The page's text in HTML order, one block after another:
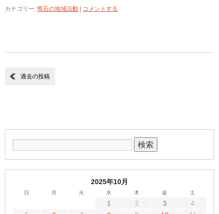
カテゴリー: 熊石の地域活動 コメントする
過去の投稿
2025年10月
日 月 火 水 木 金 土
1 2 3
4